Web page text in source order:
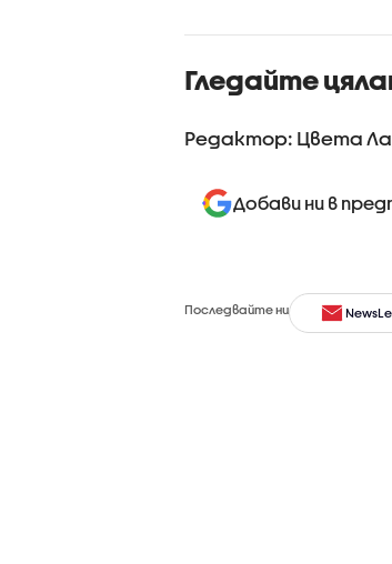
Гледайте
Редактор: Цвета
Добави ни в
Последвайте ни